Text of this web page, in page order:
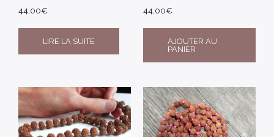
44,00€
LIRE LA SUITE
44,00€
AJOUTER AU
PANIER